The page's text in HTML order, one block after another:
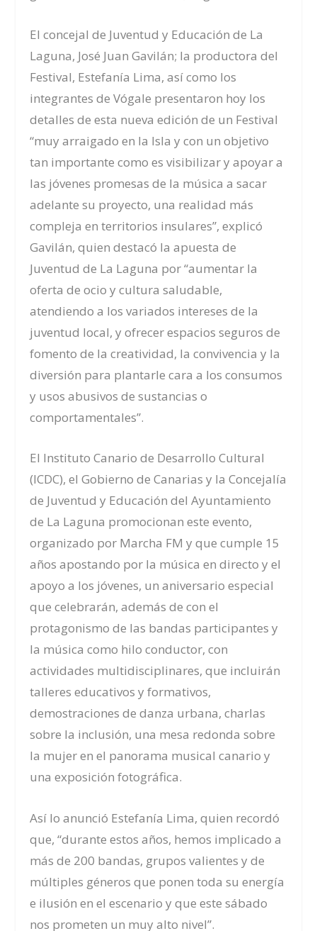
El concejal de Juventud y Educación de La
Laguna, José Juan Gavilán; la productora del
Festival, Estefanía Lima, así como los
integrantes de Vógale presentaron hoy los
detalles de esta nueva edición de un Festival
“muy arraigado en la Isla y con un objetivo
tan importante como es visibilizar y apoyar a
las jóvenes promesas de la música a sacar
adelante su proyecto, una realidad más
compleja en territorios insulares”, explicó
Gavilán, quien destacó la apuesta de
Juventud de La Laguna por “aumentar la
oferta de ocio y cultura saludable,
atendiendo a los variados intereses de la
juventud local, y ofrecer espacios seguros de
fomento de la creatividad, la convivencia y la
diversión para plantarle cara a los consumos
y usos abusivos de sustancias o
comportamentales”.
El Instituto Canario de Desarrollo Cultural
(ICDC), el Gobierno de Canarias y la Concejalía
de Juventud y Educación del Ayuntamiento
de La Laguna promocionan este evento,
organizado por Marcha FM y que cumple 15
años apostando por la música en directo y el
apoyo a los jóvenes, un aniversario especial
que celebrarán, además de con el
protagonismo de las bandas participantes y
la música como hilo conductor, con
actividades multidisciplinares, que incluirán
talleres educativos y formativos,
demostraciones de danza urbana, charlas
sobre la inclusión, una mesa redonda sobre
la mujer en el panorama musical canario y
una exposición fotográfica.
Así lo anunció Estefanía Lima, quien recordó
que, “durante estos años, hemos implicado a
más de 200 bandas, grupos valientes y de
múltiples géneros que ponen toda su energía
e ilusión en el escenario y que este sábado
nos prometen un muy alto nivel”.